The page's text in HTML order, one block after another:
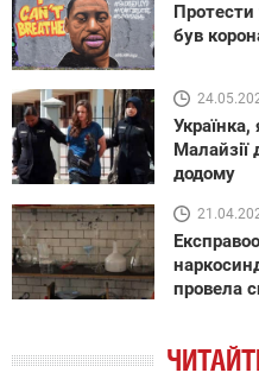
був
Малайзії
додому
провела